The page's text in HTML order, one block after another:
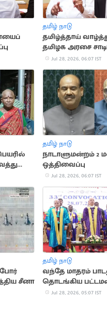
தமிழ் நாடு
தமிழ்த்தாய்
தமிழக அரசை
ஷாநவாஸ்
Jul 28, 2026, 06:07 IST
தமிழ் நாடு
நாடாளுமன்றம் 2
ஒத்திவைப்பு
Jul 28, 2026, 06:07 IST
சீனா
தமிழ் நாடு
வந்தே மாதரம்
தொடங்கிய
Jul 28, 2026, 05:07 IST